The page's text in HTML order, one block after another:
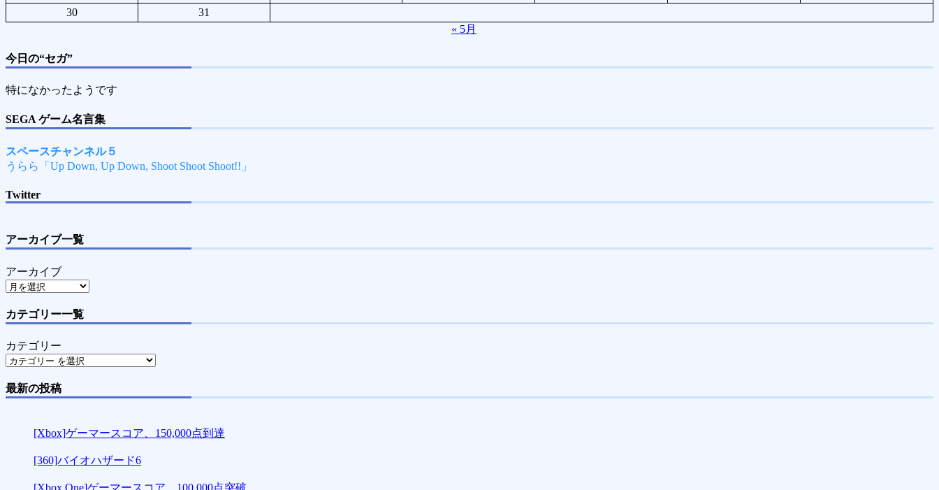
30
31
« 5月
今日の“セガ”
特になかったようです
SEGA ゲーム名言集
スペースチャンネル５
うらら「Up Down, Up Down, Shoot Shoot Shoot!!」
Twitter
アーカイブ一覧
アーカイブ
カテゴリー一覧
カテゴリー
最新の投稿
[Xbox]ゲーマースコア、150,000点到達
[360]バイオハザード6
[Xbox One]ゲーマースコア、100,000点突破